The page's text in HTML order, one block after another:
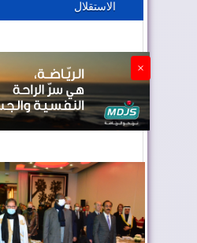
الجزائر تستسلم
الاستقلال
×